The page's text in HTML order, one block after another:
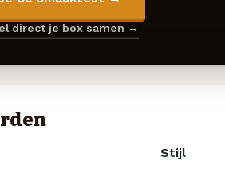
direct je box samen →
Stijl